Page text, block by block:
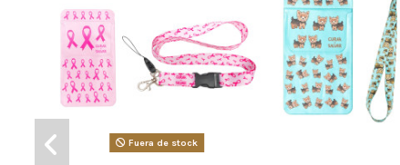
Fuera de stock